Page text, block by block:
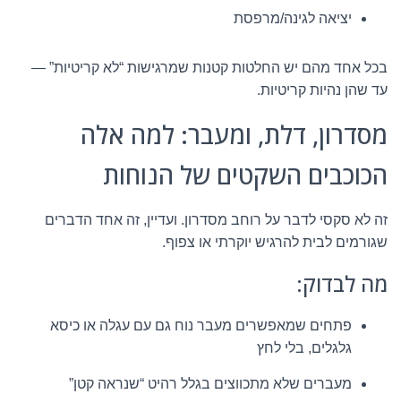
יציאה לגינה/מרפסת
בכל אחד מהם יש החלטות קטנות שמרגישות “לא קריטיות” —
עד שהן נהיות קריטיות.
מסדרון, דלת, ומעבר: למה אלה
הכוכבים השקטים של הנוחות
זה לא סקסי לדבר על רוחב מסדרון. ועדיין, זה אחד הדברים
שגורמים לבית להרגיש יוקרתי או צפוף.
מה לבדוק:
פתחים שמאפשרים מעבר נוח גם עם עגלה או כיסא
גלגלים, בלי לחץ
מעברים שלא מתכווצים בגלל רהיט “שנראה קטן”